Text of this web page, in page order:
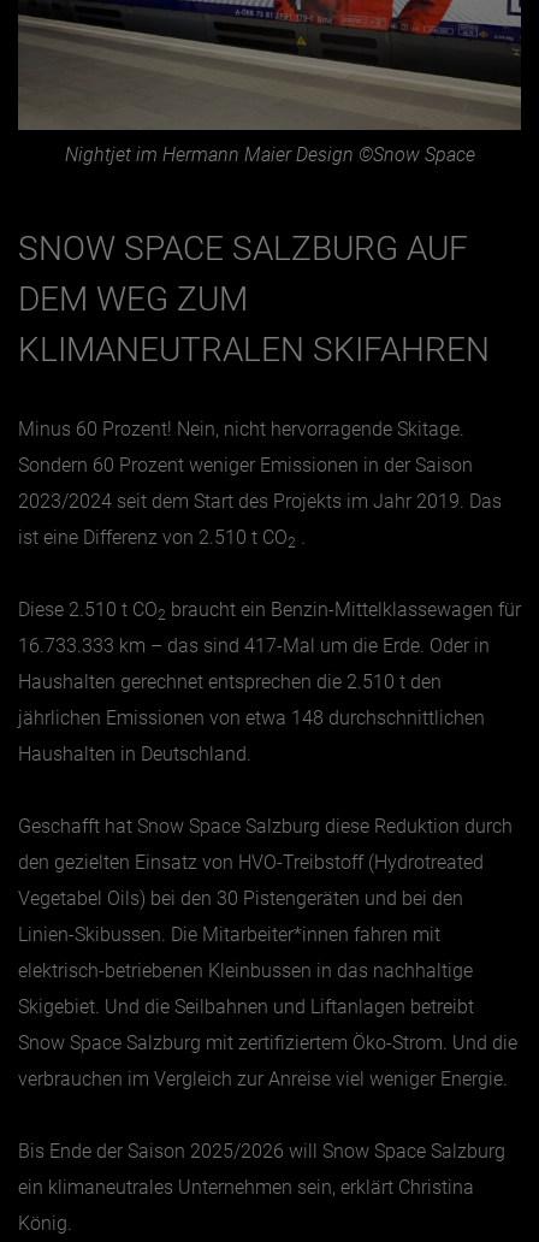
Nightjet im Hermann Maier Design ©Snow Space
SNOW SPACE SALZBURG AUF
DEM WEG ZUM
KLIMANEUTRALEN SKIFAHREN
Minus 60 Prozent! Nein, nicht hervorragende Skitage.
Sondern 60 Prozent weniger Emissionen in der Saison
2023/2024 seit dem Start des Projekts im Jahr 2019. Das
ist eine Differenz von 2.510 t CO2 .
Diese 2.510 t CO2 braucht ein Benzin-Mittelklassewagen für
16.733.333 km – das sind 417-Mal um die Erde. Oder in
Haushalten gerechnet entsprechen die 2.510 t den
jährlichen Emissionen von etwa 148 durchschnittlichen
Haushalten in Deutschland.
Geschafft hat Snow Space Salzburg diese Reduktion durch
den gezielten Einsatz von HVO-Treibstoff (Hydrotreated
Vegetabel Oils) bei den 30 Pistengeräten und bei den
Linien-Skibussen. Die Mitarbeiter*innen fahren mit
elektrisch-betriebenen Kleinbussen in das nachhaltige
Skigebiet. Und die Seilbahnen und Liftanlagen betreibt
Snow Space Salzburg mit zertifiziertem Öko-Strom. Und die
verbrauchen im Vergleich zur Anreise viel weniger Energie.
Bis Ende der Saison 2025/2026 will Snow Space Salzburg
ein klimaneutrales Unternehmen sein, erklärt Christina
König.